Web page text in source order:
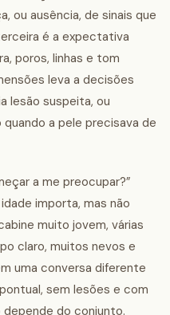
ou ausência, de sinais que
é a expectativa
poros, linhas e tom
leva a decisões
lesão suspeita, ou
a pele precisava de
a me preocupar?”
importa, mas não
muito jovem, várias
claro, muitos nevos e
uma conversa diferente
sem lesões e com
depende do conjunto.